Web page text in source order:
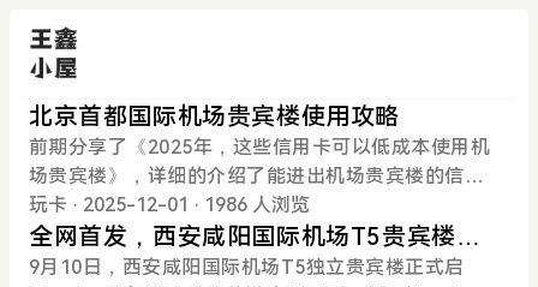
北京首都国际机场贵宾楼使用攻略
前期分享了《2025年，这些信用卡可以低成本使用机
场贵宾楼》，详细的介绍了能进出机场贵宾楼的信用
卡及使用方式。今天就来说说北京首都国际机场贵宾
楼。T2、T3航站楼贵宾楼是分开的，但服务流程基本
一样，一并说了。01支持银行北京机场贵宾楼很高
玩卡 · 2025-12-01 · 1986 人浏览
全网首发，西安咸阳国际机场T5贵宾楼使
用攻略
9月10日，西安咸阳国际机场T5独立贵宾楼正式启